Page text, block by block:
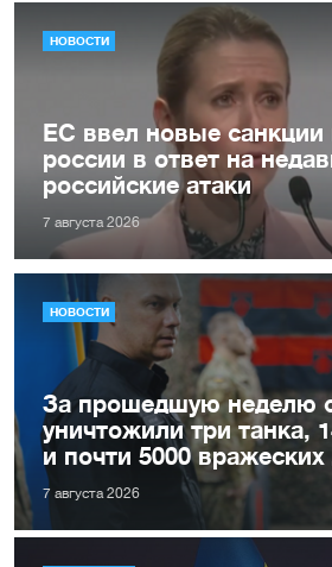
НОВОСТИ
ЕС ввел новые санкции
россии в ответ на
российские атаки
7 августа 2026
НОВОСТИ
За прошедшую неделю
уничтожили три танка,
и почти 5000
7 августа 2026